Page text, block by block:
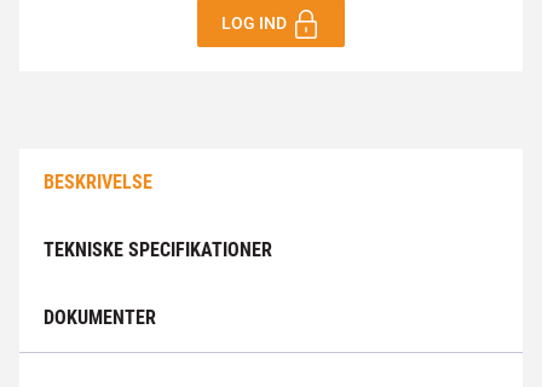
LOG IND
BESKRIVELSE
TEKNISKE SPECIFIKATIONER
DOKUMENTER